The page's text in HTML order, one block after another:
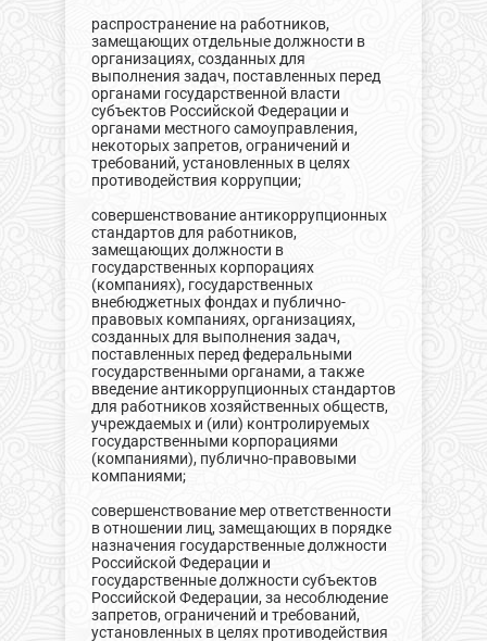
распространение на работников,
замещающих отдельные должности в
организациях, созданных для
выполнения задач, поставленных перед
органами государственной власти
субъектов Российской Федерации и
органами местного самоуправления,
некоторых запретов, ограничений и
требований, установленных в целях
противодействия коррупции;
совершенствование антикоррупционных
стандартов для работников,
замещающих должности в
государственных корпорациях
(компаниях), государственных
внебюджетных фондах и публично-
правовых компаниях, организациях,
созданных для выполнения задач,
поставленных перед федеральными
государственными органами, а также
введение антикоррупционных стандартов
для работников хозяйственных обществ,
учреждаемых и (или) контролируемых
государственными корпорациями
(компаниями), публично-правовыми
компаниями;
совершенствование мер ответственности
в отношении лиц, замещающих в порядке
назначения государственные должности
Российской Федерации и
государственные должности субъектов
Российской Федерации, за несоблюдение
запретов, ограничений и требований,
установленных в целях противодействия